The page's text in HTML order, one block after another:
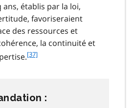
établis par la loi,
favoriseraient
des ressources et
la continuité et
f
n
[37]
: